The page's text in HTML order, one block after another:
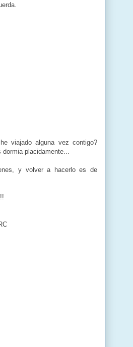
viajado alguna vez contigo?
dormia placidamente...
y volver a hacerlo es de